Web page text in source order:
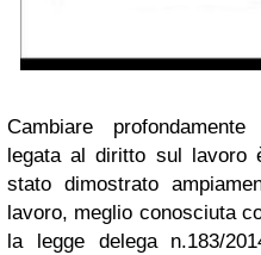
Cambiare
legata al diritto sul lavoro
stato dimostrato
lavoro, meglio conosciuta
la legge delega n.183/